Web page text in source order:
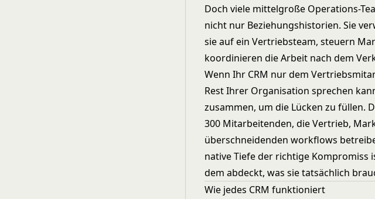
Doch viele mittelgroße Operations-
nicht nur Beziehungshistorien. Sie
sie auf ein Vertriebsteam, steuern
koordinieren die Arbeit nach dem
Wenn Ihr CRM nur dem
Rest Ihrer Organisation sprechen
zusammen, um die Lücken zu füllen.
300 Mitarbeitenden, die Vertrieb,
überschneidenden workflows
native Tiefe der richtige
dem abdeckt, was sie tatsächlich
Wie jedes CRM funktioniert